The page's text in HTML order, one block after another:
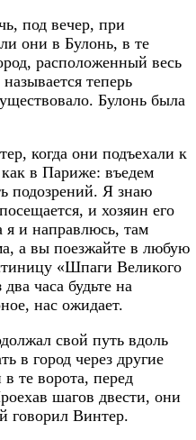
под вечер, при
они в Булонь, в те
расположенный весь
теперь
Булонь была
когда они подъехали к
в Париже: въедем
подозрений. Я знаю
и хозяин его
я и направлюсь, там
а вы поезжайте в любую
«Шпаги Великого
часа будьте на
нас ожидает.
свой путь вдоль
в город через другие
те ворота, перед
шагов двести, они
говорил Винтер.